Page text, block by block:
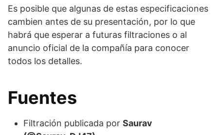
Es posible que algunas de estas especificaciones
cambien antes de su presentación, por lo que
habrá que esperar a futuras filtraciones o al
anuncio oficial de la compañía para conocer
todos los detalles.
Fuentes
Filtración publicada por Saurav